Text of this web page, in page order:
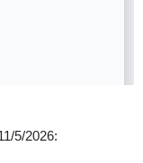
5/2026: